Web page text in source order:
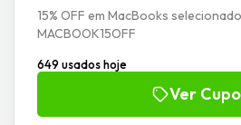
15% OFF em MacBooks
MACBOOK15OFF
649 usados hoje
Ver